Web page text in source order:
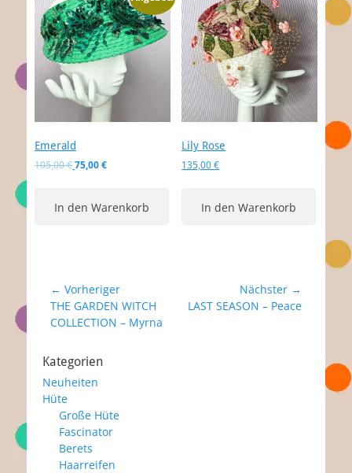
Emerald
105,00€Ursprünglicher
105,00 €
75,00€Aktueller
75,00 €.
In den Warenkorb
Lily Rose
135,00€
In den Warenkorb
Beitragsnavigation
← Vorheriger
Vorheriger
Beitrag:
THE GARDEN WITCH
COLLECTION – Myrna
Nächster →
Nächster
LAST SEASON – Peace
Kategorien
Neuheiten
Hüte
Große Hüte
Fascinator
Berets
Haarreifen